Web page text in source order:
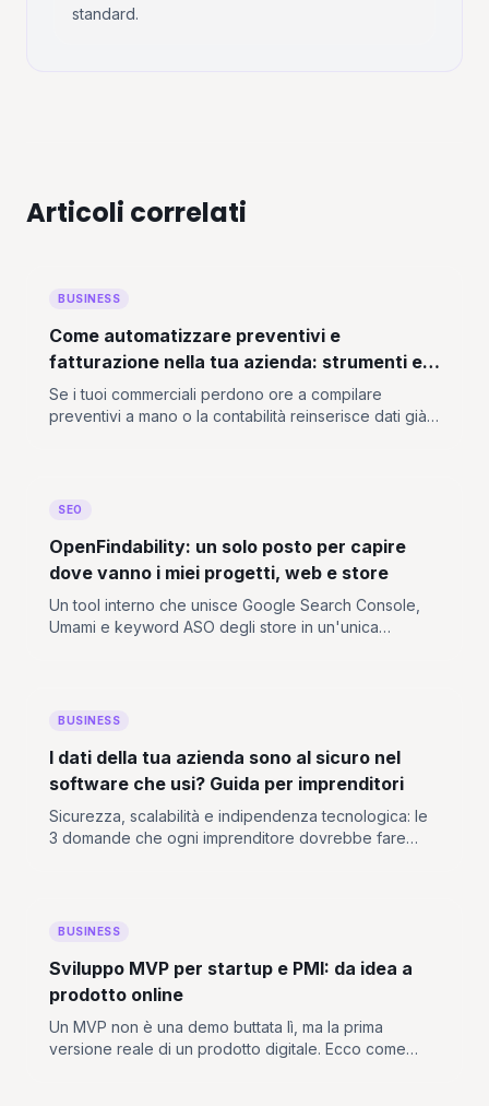
standard.
Articoli correlati
BUSINESS
Come automatizzare preventivi e
fatturazione nella tua azienda: strumenti e
approcci nel 2026
Se i tuoi commerciali perdono ore a compilare
preventivi a mano o la contabilità reinserisce dati già
SEO
OpenFindability: un solo posto per capire
dove vanno i miei progetti, web e store
Un tool interno che unisce Google Search Console,
Umami e keyword ASO degli store in un'unica
BUSINESS
I dati della tua azienda sono al sicuro nel
software che usi? Guida per imprenditori
Sicurezza, scalabilità e indipendenza tecnologica: le
3 domande che ogni imprenditore dovrebbe fare
BUSINESS
Sviluppo MVP per startup e PMI: da idea a
prodotto online
Un MVP non è una demo buttata lì, ma la prima
versione reale di un prodotto digitale. Ecco come